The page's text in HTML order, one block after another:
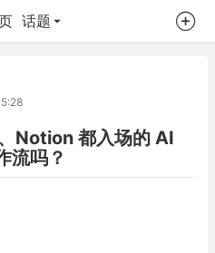
话题
Notion 都入场的 AI
流吗？